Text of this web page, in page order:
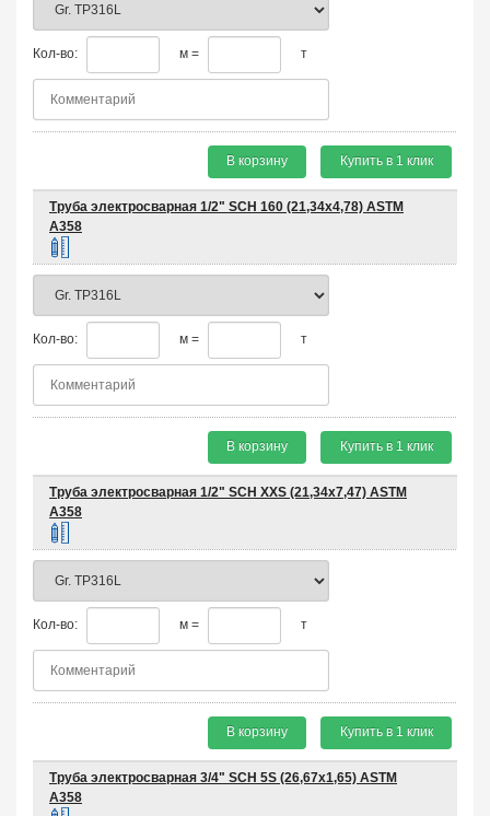
Кол-во: м = т
В корзину Купить в 1 клик
Труба электросварная 1/2" SCH 160 (21,34х4,78) ASTM
A358
Кол-во: м = т
В корзину Купить в 1 клик
Труба электросварная 1/2" SCH XXS (21,34х7,47) ASTM
A358
Кол-во: м = т
В корзину Купить в 1 клик
Труба электросварная 3/4" SCH 5S (26,67х1,65) ASTM
A358